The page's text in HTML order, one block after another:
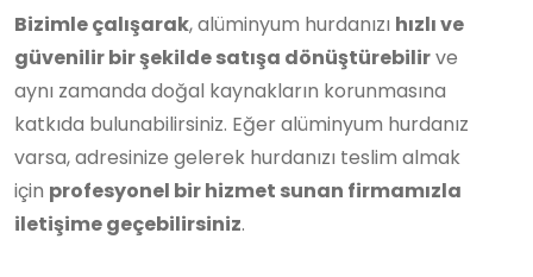
Bizimle çalışarak, alüminyum hurdanızı hızlı ve
güvenilir bir şekilde satışa dönüştürebilirve
aynı zamanda doğal kaynakların korunmasına
katkıda bulunabilirsiniz. Eğer alüminyum hurdanız
varsa, adresinize gelerek hurdanızı teslim almak
için profesyonel bir hizmet sunan firmamızla
iletişime geçebilirsiniz.